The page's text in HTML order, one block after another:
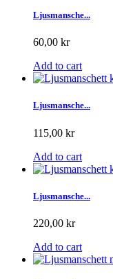
Ljusmansche...
60,00 kr
Add to cart
Ljusmansche...
115,00 kr
Add to cart
Ljusmansche...
220,00 kr
Add to cart